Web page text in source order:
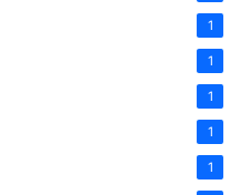
1
1
1
1
1